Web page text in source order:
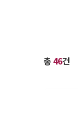
총46건